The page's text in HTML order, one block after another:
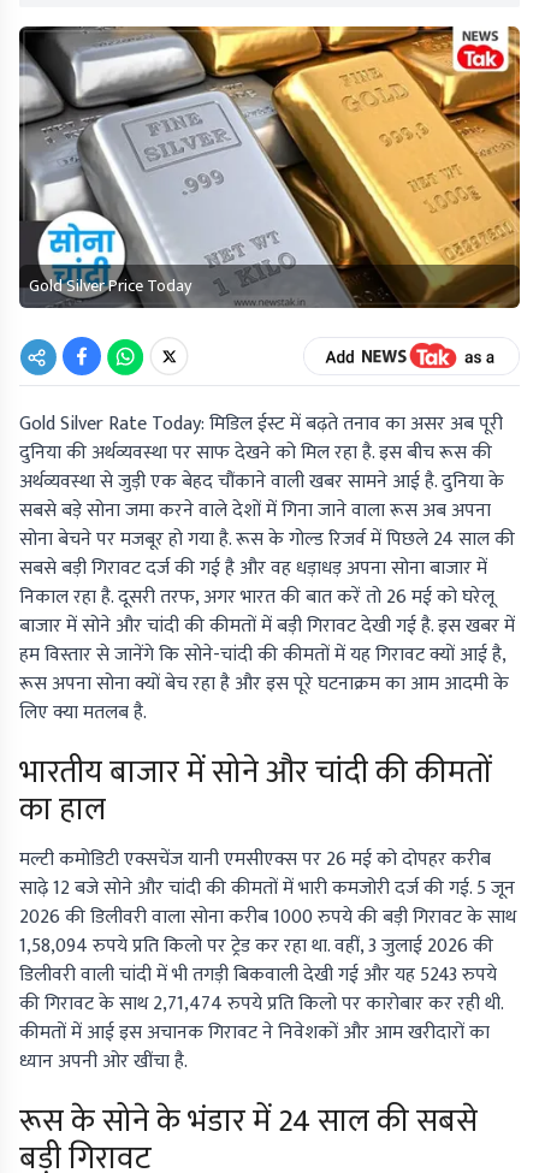
Gold Silver Price Today
Gold Silver Rate Today: मिडिल ईस्ट में बढ़ते तनाव का असर अब पूरी
दुनिया की अर्थव्यवस्था पर साफ देखने को मिल रहा है. इस बीच रूस की
अर्थव्यवस्था से जुड़ी एक बेहद चौंकाने वाली खबर सामने आई है. दुनिया के
सबसे बड़े सोना जमा करने वाले देशों में गिना जाने वाला रूस अब अपना
सोना बेचने पर मजबूर हो गया है. रूस के गोल्ड रिजर्व में पिछले 24 साल की
सबसे बड़ी गिरावट दर्ज की गई है और वह धड़ाधड़ अपना सोना बाजार में
निकाल रहा है. दूसरी तरफ, अगर भारत की बात करें तो 26 मई को घरेलू
बाजार में सोने और चांदी की कीमतों में बड़ी गिरावट देखी गई है. इस खबर में
हम विस्तार से जानेंगे कि सोने-चांदी की कीमतों में यह गिरावट क्यों आई है,
रूस अपना सोना क्यों बेच रहा है और इस पूरे घटनाक्रम का आम आदमी के
लिए क्या मतलब है.
भारतीय बाजार में सोने और चांदी की कीमतों
का हाल
मल्टी कमोडिटी एक्सचेंज यानी एमसीएक्स पर 26 मई को दोपहर करीब
साढ़े 12 बजे सोने और चांदी की कीमतों में भारी कमजोरी दर्ज की गई. 5 जून
2026 की डिलीवरी वाला सोना करीब 1000 रुपये की बड़ी गिरावट के साथ
1,58,094 रुपये प्रति किलो पर ट्रेड कर रहा था. वहीं, 3 जुलाई 2026 की
डिलीवरी वाली चांदी में भी तगड़ी बिकवाली देखी गई और यह 5243 रुपये
की गिरावट के साथ 2,71,474 रुपये प्रति किलो पर कारोबार कर रही थी.
कीमतों में आई इस अचानक गिरावट ने निवेशकों और आम खरीदारों का
ध्यान अपनी ओर खींचा है.
रूस के सोने के भंडार में 24 साल की सबसे
बड़ी गिरावट